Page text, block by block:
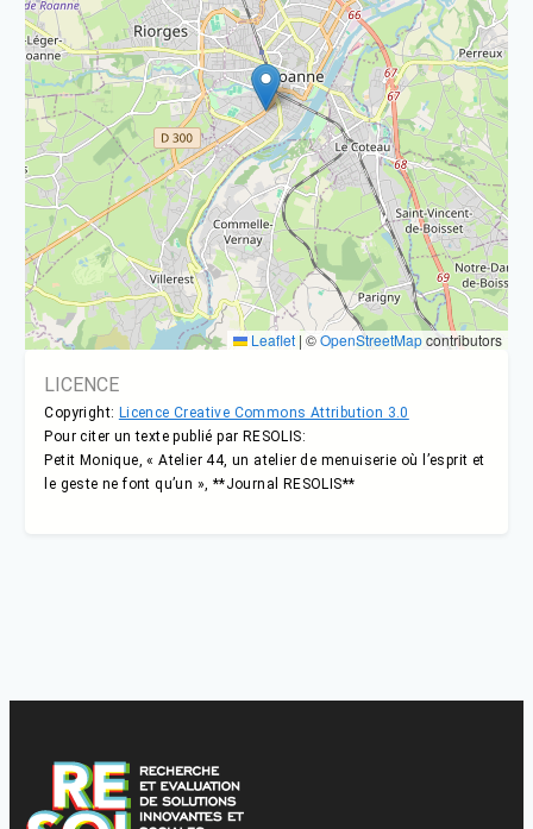
Leaflet | ©OpenStreetMapcontributors
LICENCE
Copyright: Licence Creative Commons Attribution 3.0
Pour citer un texte publié par RESOLIS:
Petit Monique, « Atelier 44, un atelier de menuiserie où l’esprit et
le geste ne font qu’un », **Journal RESOLIS**